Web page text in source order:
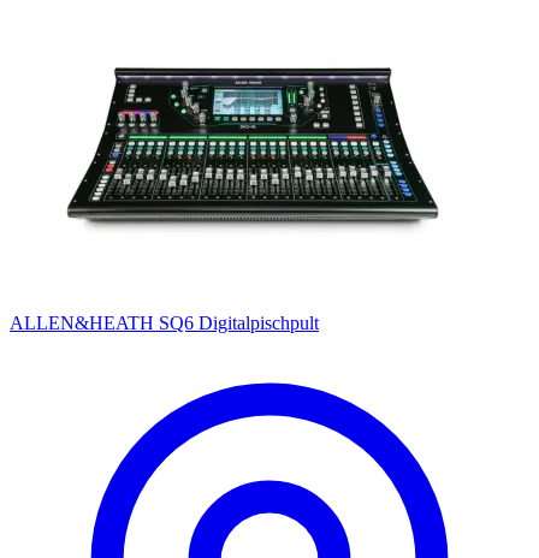
ALLEN&HEATH SQ6 Digitalpischpult